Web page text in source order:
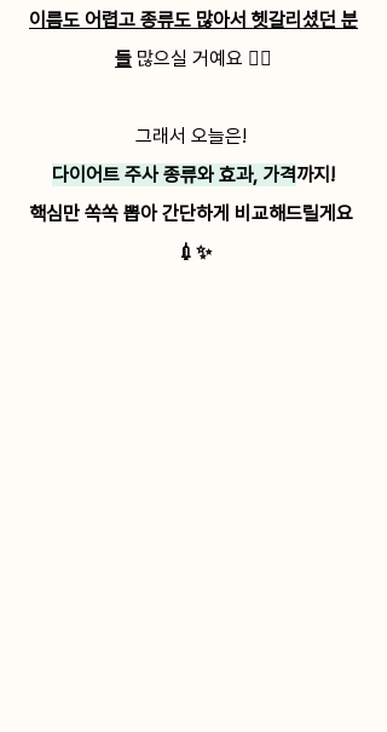
이름도 어렵고 종류도 많아서 헷갈리셨던 분
들 많으실 거예요 😵‍💫
그래서 오늘은!
다이어트 주사 종류와 효과, 가격까지!
핵심만 쏙쏙 뽑아 간단하게 비교해드릴게요
💉✨